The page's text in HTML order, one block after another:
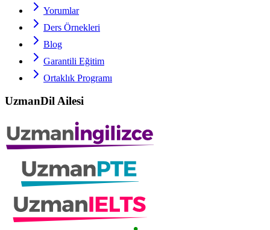
Yorumlar
Ders Örnekleri
Blog
Garantili Eğitim
Ortaklık Programı
UzmanDil Ailesi